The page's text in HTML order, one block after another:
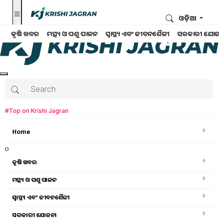
କୃଷି ଖବର ମତ୍ସ୍ୟ ଓ ପଶୁ ପାଳନ ସ୍ୱାସ୍ଥ୍ୟ ଏବଂ ଜୀବନଶୈଳୀ ସରକାରୀ
ଓଡ଼ିଆ
#Top on Krishi Jagran
Home
o
କୃଷି ଖବର
ମତ୍ସ୍ୟ ଓ ପଶୁ ପାଳନ
ସ୍ୱାସ୍ଥ୍ୟ ଏବଂ ଜୀବନଶୈଳୀ
ସରକାରୀ ଯୋଜନା
ସରକାରୀ ସ୍କିମ